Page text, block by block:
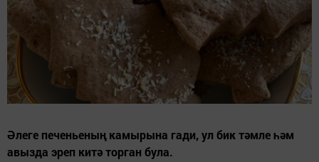
Әлеге печеньеның камырына гади, ул бик тәмле һәм
авызда эреп китә торган була.